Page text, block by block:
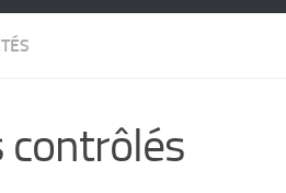
contrôlés